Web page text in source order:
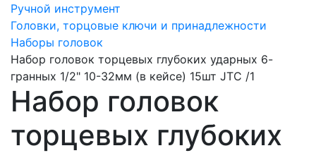
Ручной инструмент
Головки, торцовые ключи и принадлежности
Наборы головок
Набор головок торцевых глубоких ударных 6-
гранных 1/2" 10-32мм (в кейсе) 15шт JTC /1
Набор головок
торцевых глубоких